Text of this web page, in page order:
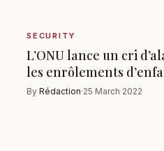
SECURITY
L’ONU lance un cri
les enrôlements
By Rédaction·25 March 2022